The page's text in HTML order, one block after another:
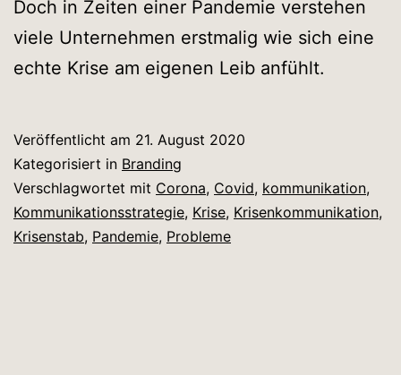
Doch in Zeiten einer Pandemie verstehen
viele Unternehmen erstmalig wie sich eine
echte Krise am eigenen Leib anfühlt.
Veröffentlicht am 21. August 2020
Kategorisiert in Branding
Verschlagwortet mit Corona, Covid, kommunikation,
Kommunikationsstrategie, Krise, Krisenkommunikation,
Krisenstab, Pandemie, Probleme